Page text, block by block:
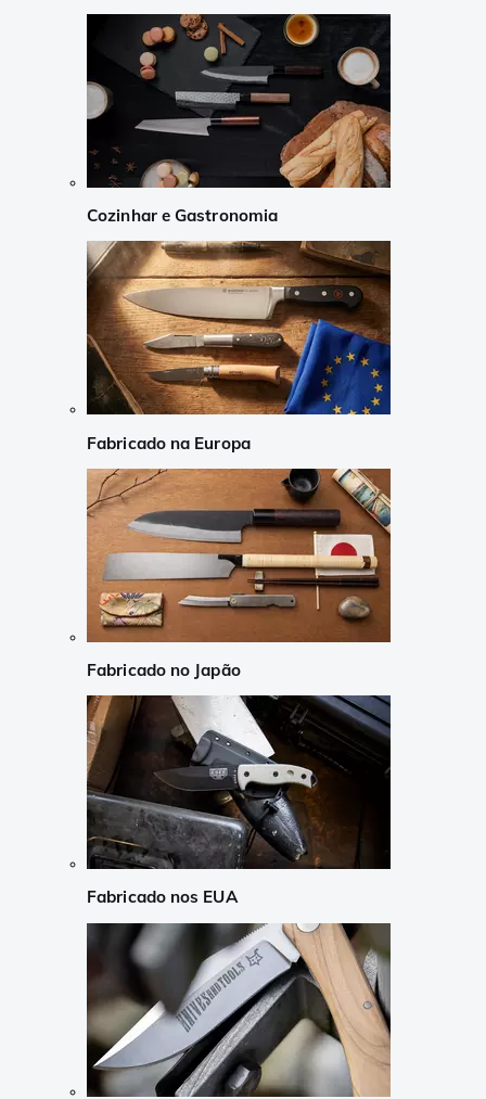
Cozinhar e Gastronomia
Fabricado na Europa
Fabricado no Japão
Fabricado nos EUA